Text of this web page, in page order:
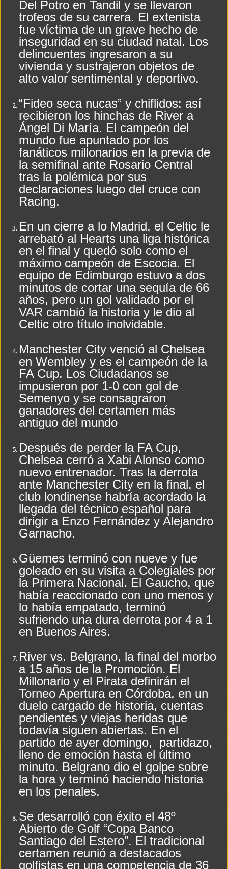
La amenaza de Quintela de expropiar empresas hizo ruido en el peronismo:
Nuevo asesinato motochorro de un policía de la Ciudad en el Conurbano:
Del Potro en Tandil y se llevaron
trofeos de su carrera. El extenista
fue víctima de un grave hecho de
inseguridad en su ciudad natal. Los
delincuentes ingresaron a su
vivienda y sustrajeron objetos de
alto valor sentimental y deportivo.
“Fideo seca nucas” y chiflidos: así
recibieron los hinchas de River a
Ángel Di María. El campeón del
mundo fue apuntado por los
fanáticos millonarios en la previa de
la semifinal ante Rosario Central
tras la polémica por sus
declaraciones luego del cruce con
Racing.
En un cierre a lo Madrid, el Celtic le
arrebató al Hearts una liga histórica
en el final y quedó solo como el
máximo campeón de Escocia. El
equipo de Edimburgo estuvo a dos
minutos de cortar una sequía de 66
años, pero un gol validado por el
VAR cambió la historia y le dio al
Celtic otro título inolvidable.
Manchester City venció al Chelsea
en Wembley y es el campeón de la
FA Cup. Los Ciudadanos se
impusieron por 1-0 con gol de
Semenyo y se consagraron
ganadores del certamen más
antiguo del mundo
Después de perder la FA Cup,
Chelsea cerró a Xabi Alonso como
nuevo entrenador. Tras la derrota
ante Manchester City en la final, el
club londinense habría acordado la
llegada del técnico español para
dirigir a Enzo Fernández y Alejandro
Garnacho.
Güemes terminó con nueve y fue
goleado en su visita a Colegiales por
la Primera Nacional. El Gaucho, que
había reaccionado con uno menos y
lo había empatado, terminó
sufriendo una dura derrota por 4 a 1
en Buenos Aires.
River vs. Belgrano, la final del morbo
a 15 años de la Promoción. El
Millonario y el Pirata definirán el
Torneo Apertura en Córdoba, en un
duelo cargado de historia, cuentas
pendientes y viejas heridas que
todavía siguen abiertas. En el
partido de ayer domingo, partidazo,
lleno de emoción hasta el último
minuto. Belgrano dio el golpe sobre
la hora y terminó haciendo historia
en los penales.
Se desarrolló con éxito el 48º
Abierto de Golf “Copa Banco
Santiago del Estero”. El tradicional
certamen reunió a destacados
golfistas en una competencia de 36